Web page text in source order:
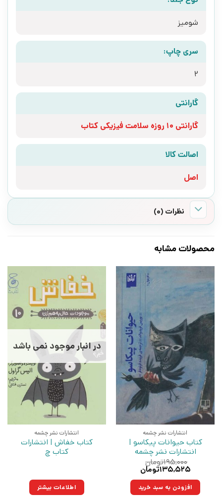
شومیز
سری چاپ:
2
گارانتی
گارانتی 10 روزه سلامت فیزیکی کتاب
اصالت کالا
اصل
نظرات (0)
محصولات مشابه
انتشارات نشر چشمه
کتاب حیوانات پیکاسو |
انتشارات نشر چشمه
۱۹۵,۰۰۰تومان
قیمت
۱۹۵,۰۰۰تومان
بود.
۱۳۵,۵۲۵تومان
۱۳۵,۵۲۵تومان.افزودن به سبد خرید
در انبار موجود نمی باشد
انتشارات نشر چشمه
کتاب خفاش | انتشارات
کتاب چ
اطلاعات بیشتر